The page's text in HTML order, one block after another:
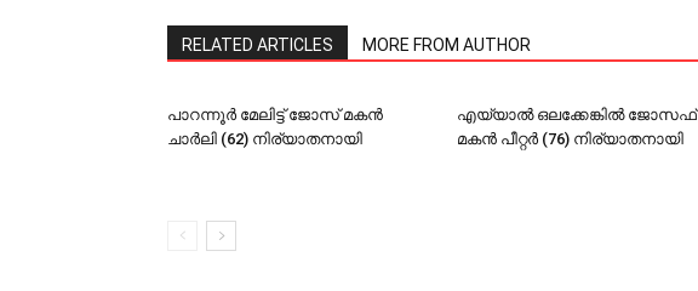
RELATED ARTICLES MORE FROM AUTHOR
പാറന്നൂര്‍ മേലിട്ട് ജോസ് മകന്‍
ചാര്‍ലി (62) നിര്യാതനായി
എയ്യാല്‍ ഒലക്കേങ്കില്‍ ജോസഫ്
മകന്‍ പീറ്റര്‍ (76) നിര്യാതനായി